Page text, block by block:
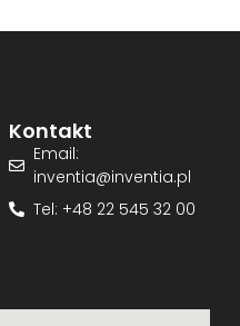
Kontakt
Email:
inventia@inventia.pl
Tel: +48 22 545 32 00